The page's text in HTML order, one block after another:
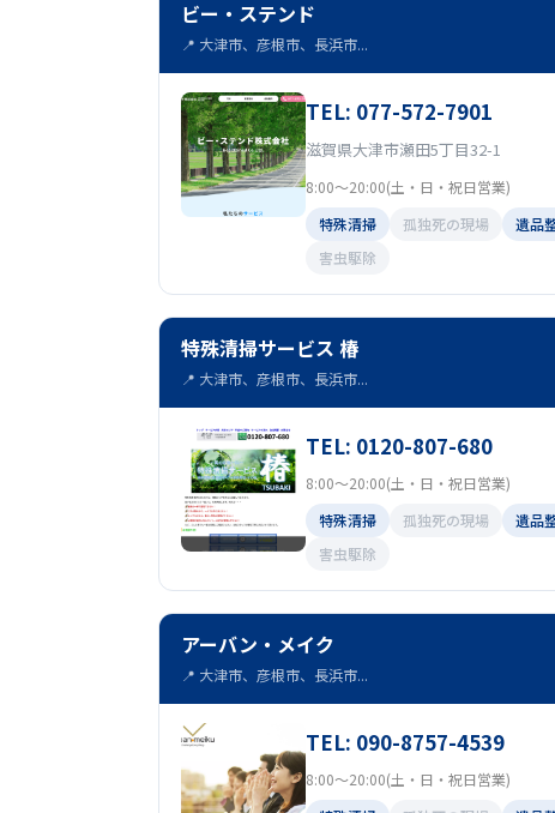
ビー・ステンド
📍 大津市、彦根市、長浜市...
TEL: 077-572-7901
滋賀県大津市瀬田5丁目32-1
8:00～20:00(土・日・祝日営業)
特殊清掃
孤独死の現場 遺品
害虫駆除
特殊清掃サービス 椿
📍 大津市、彦根市、長浜市...
TEL: 0120-807-680
8:00～20:00(土・日・祝日営業)
特殊清掃
孤独死の現場 遺品
害虫駆除
アーバン・メイク
📍 大津市、彦根市、長浜市...
TEL: 090-8757-4539
8:00～20:00(土・日・祝日営業)